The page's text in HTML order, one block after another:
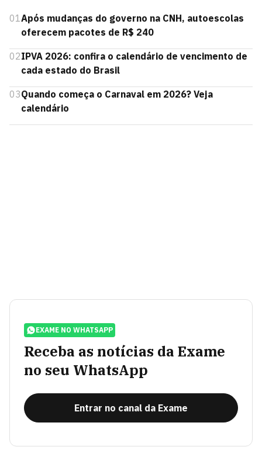
01Após mudanças do governo na CNH, autoescolas
oferecem pacotes de R$ 240
02IPVA 2026: confira o calendário de vencimento de
cada estado do Brasil
03Quando começa o Carnaval em 2026? Veja
calendário
EXAME NO WHATSAPP
Receba as notícias da Exame
no seu WhatsApp
Entrar no canal da Exame